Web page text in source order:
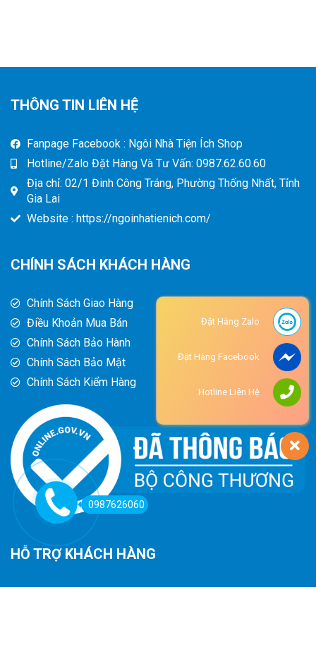
THÔNG TIN LIÊN HỆ
Fanpage Facebook : Ngôi Nhà Tiện Ích Shop
Hotline/Zalo Đặt Hàng Và Tư Vấn: 0987.62.60.60
Địa chỉ: 02/1 Đinh Công Tráng, Phường Thống Nhất, Tỉnh
Gia Lai
Website : https://ngoinhatienich.com/
CHÍNH SÁCH KHÁCH HÀNG
Chính Sách Giao Hàng
Điều Khoản Mua Bán
Chính Sách Bảo Hành
Chính Sách Bảo Mật
Chính Sách Kiểm Hàng
HỖ TRỢ KHÁCH HÀNG
0987626060
Đặt Hàng Zalo
Đặt Hàng Facebook
Hotline Liên Hệ